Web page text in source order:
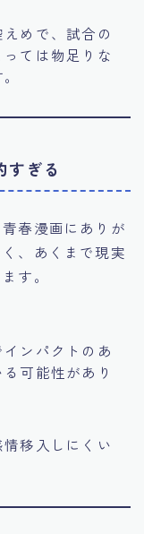
めで、試合の
ては物足りな
ぎる
春漫画にありが
、あくまで現実
す。
ンパクトのあ
可能性があり
移入しにくい